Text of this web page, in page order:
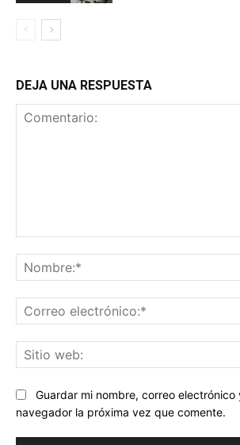
DEJA UNA RESPUESTA
Guardar mi nombre, correo
navegador la próxima vez que comente.